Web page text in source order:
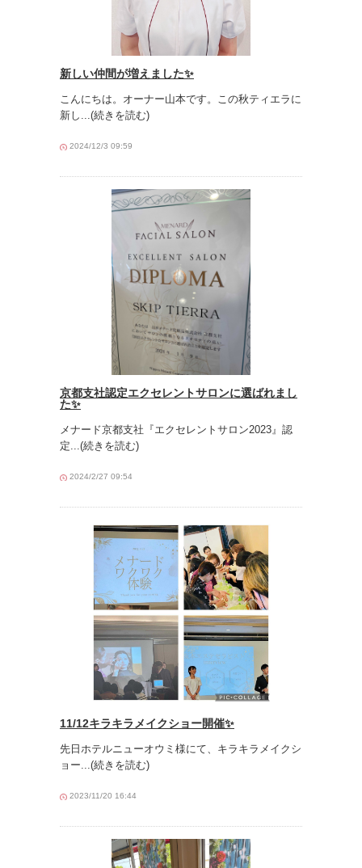
新しい仲間が増えました✨
こんにちは。オーナー山本です。この秋ティエラに
新し ...(続きを読む)
2024/12/3 09:59
京都支社認定エクセレントサロンに選ばれまし
た✨
メナード京都支社『エクセレントサロン2023』認
定...(続きを読む)
2024/2/27 09:54
11/12キラキラメイクショー開催✨
先日ホテルニューオウミ様にて、キラキラメイクシ
ョー...(続きを読む)
2023/11/20 16:44